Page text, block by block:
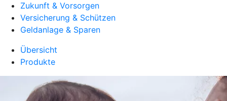
Zukunft & Vorsorgen
Versicherung & Schützen
Geldanlage & Sparen
Übersicht
Produkte